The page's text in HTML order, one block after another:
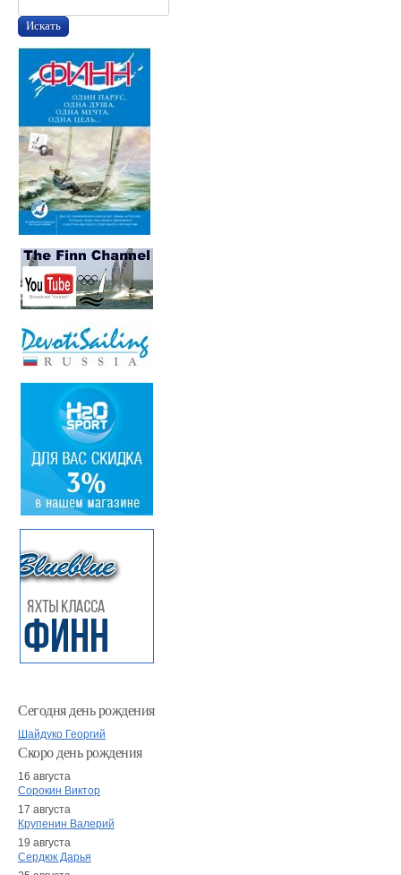
Искать
Сегодня день рождения
Шайдуко Георгий
Скоро день рождения
16 августа
Сорокин Виктор
17 августа
Крупенин Валерий
19 августа
Сердюк Дарья